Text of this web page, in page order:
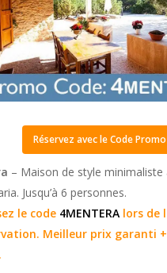
Réservez avec le Code Promo
– Maison de style minimaliste
Jusqu’à 6 personnes.
le code 4MENTERA lors de
Meilleur prix garanti